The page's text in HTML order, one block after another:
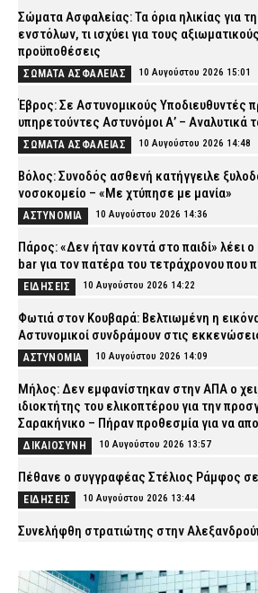
Σώματα Ασφαλείας: Τα όρια ηλικίας για
ενστόλων, τι ισχύει για τους
προϋποθέσεις
ΣΩΜΑΤΑ ΑΣΦΑΛΕΙΑΣ 10 Αυγούστου 2026 15:01
Έβρος: Σε Αστυνομικούς Υποδιευθυντές
υπηρετούντες Αστυνόμοι Α’ – Αναλυτικά
ΣΩΜΑΤΑ ΑΣΦΑΛΕΙΑΣ 10 Αυγούστου 2026 14:48
Βόλος: Συνοδός ασθενή κατήγγειλε
νοσοκομείο – «Με χτύπησε με μανία»
ΑΣΤΥΝΟΜΙΑ 10 Αυγούστου 2026 14:36
Πάρος: «Δεν ήταν κοντά στο παιδί» λέει
bar για τον πατέρα του τετράχρονου που
ΕΙΔΗΣΕΙΣ 10 Αυγούστου 2026 14:22
Φωτιά στον Κουβαρά: Βελτιωμένη η
Αστυνομικοί συνδράμουν στις
ΑΣΤΥΝΟΜΙΑ 10 Αυγούστου 2026 14:09
Μήλος: Δεν εμφανίστηκαν στην ΑΠΑ ο
ιδιοκτήτης του ελικοπτέρου για την
Σαρακήνικο – Πήραν προθεσμία για να
ΔΙΚΑΙΟΣΥΝΗ 10 Αυγούστου 2026 13:57
Πέθανε ο συγγραφέας Στέλιος Ράμφος
ΕΙΔΗΣΕΙΣ 10 Αυγούστου 2026 13:44
Συνελήφθη στρατιώτης στην
ΑΣΤΥΝΟΜΙΑ 10 Αυγούστου 2026 13:34